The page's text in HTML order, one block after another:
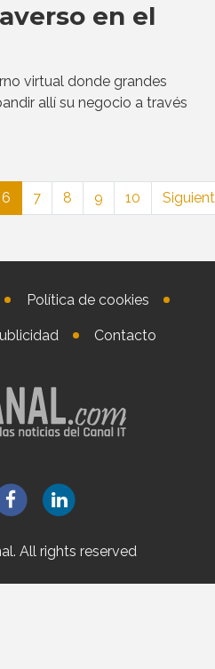
en el
virtual donde grandes
allí su negocio a través
6 7 8 9 10
Política de cookies
Contacto
All rights reserved